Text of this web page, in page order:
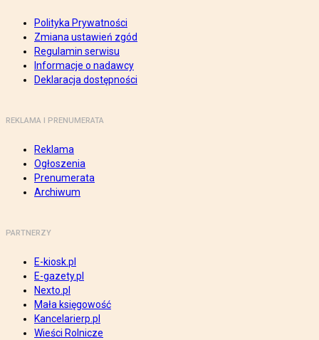
Polityka Prywatności
Zmiana ustawień zgód
Regulamin serwisu
Informacje o nadawcy
Deklaracja dostępności
REKLAMA I PRENUMERATA
Reklama
Ogłoszenia
Prenumerata
Archiwum
PARTNERZY
E-kiosk.pl
E-gazety.pl
Nexto.pl
Mała księgowość
Kancelarierp.pl
Wieści Rolnicze